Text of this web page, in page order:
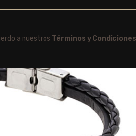
a nuestros Términos y Condiciones